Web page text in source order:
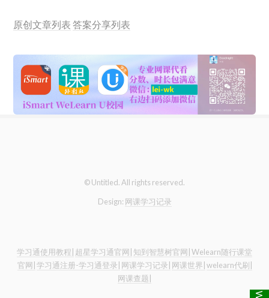
原创文章列表 答案分享列表
© Untitled. All rights reserved.
Design: 网课学习记录
学习通使用教程| 超星学习通官网| 知到智慧树官网| Welearn随行课堂
官网| 学习通注册-学习通登录| 网课学习记录| 网课世界| welearn代刷|
网课查题|